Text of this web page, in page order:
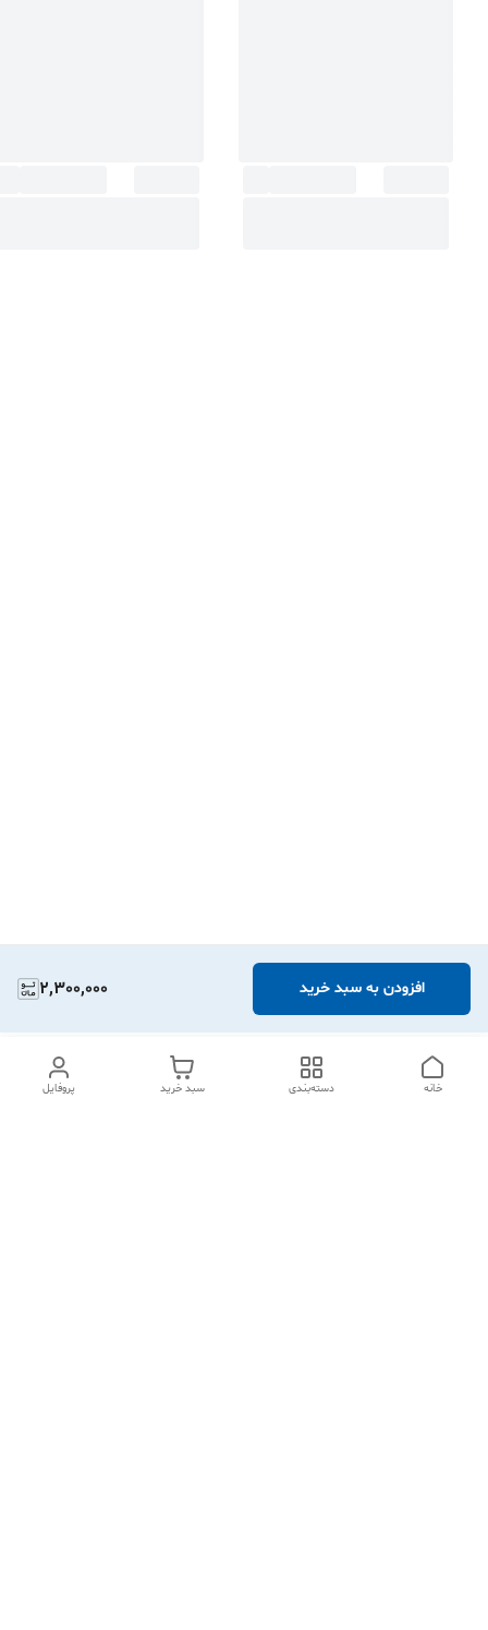
2,300,000 افزودن به سبد خرید
پروفایل سبد خرید دسته‌بندی خانه